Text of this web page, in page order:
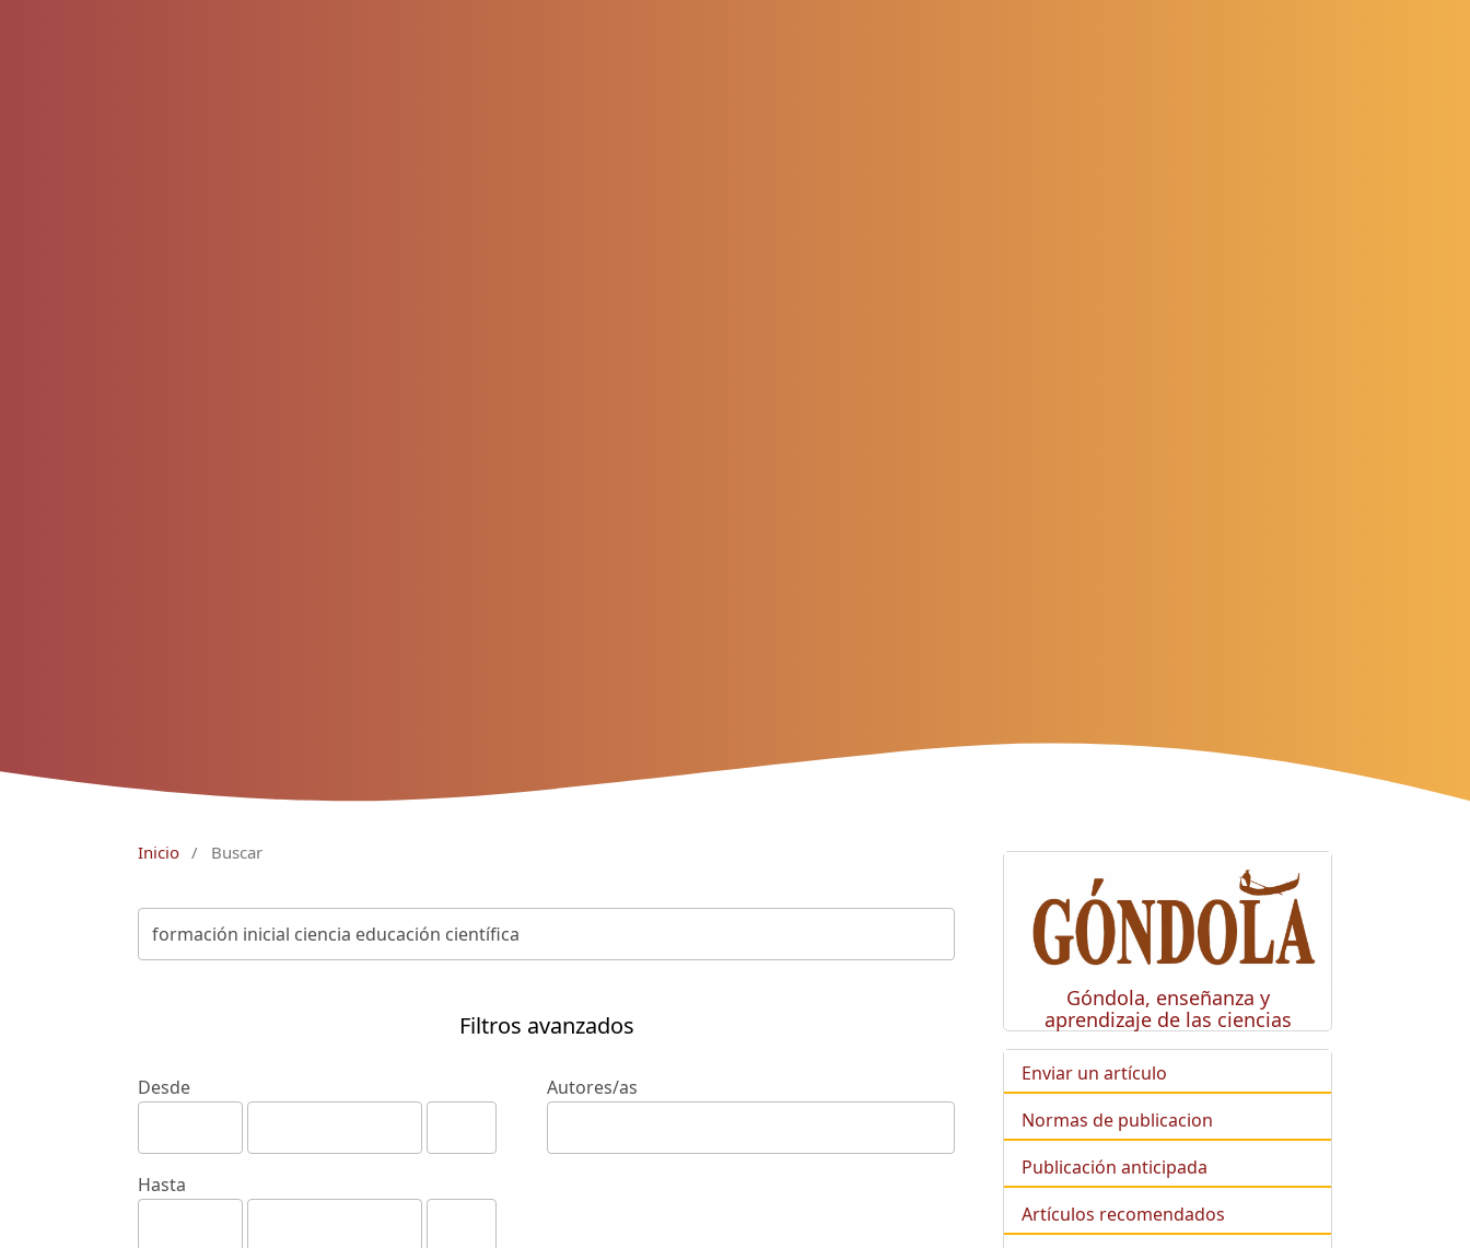
Inicio / Buscar
Filtros avanzados
Desde
Hasta
Autores/as
Góndola, enseñanza y
aprendizaje de las ciencias
Enviar un artículo
Normas de publicacion
Publicación anticipada
Artículos recomendados